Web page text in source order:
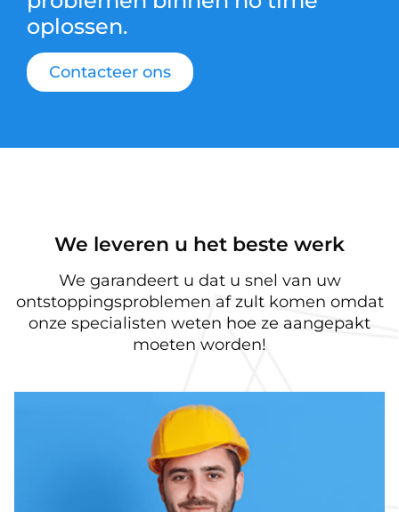
oplossen.
Contacteer ons
We leveren u het beste werk
We garandeert u dat u snel van uw
ontstoppingsproblemen af zult komen omdat
onze specialisten weten hoe ze aangepakt
moeten worden!